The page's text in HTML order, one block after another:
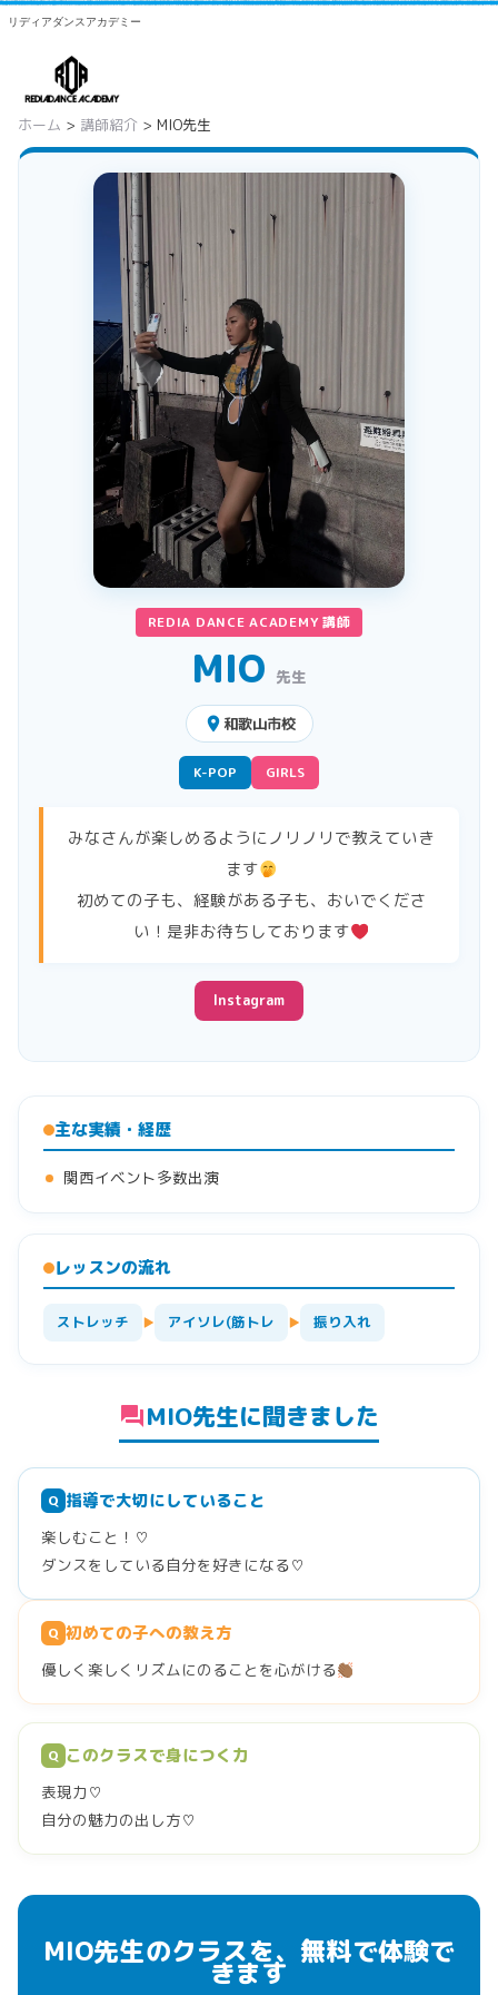
リディアダンスアカデミー
ホーム > 講師紹介 > MIO先生
REDIA DANCE ACADEMY 講師
MIO 先生
place 和歌山市校
K-POP GIRLS
みなさんが楽しめるようにノリノリで教えていき
ます
初めての子も、経験がある子も、おいでくださ
い！是非お待ちしております
Instagram
主な実績・経歴
関西イベント多数出演
レッスンの流れ
ストレッチ ▶ アイソレ(筋トレ ▶ 振り入れ
forumMIO先生に聞きました
Q 指導で大切にしていること
楽しむこと！♡
ダンスをしている自分を好きになる♡
Q 初めての子への教え方
優しく楽しくリズムにのることを心がける
Q このクラスで身につく力
表現力♡
自分の魅力の出し方♡
MIO先生のクラスを、無料で体験で
きます